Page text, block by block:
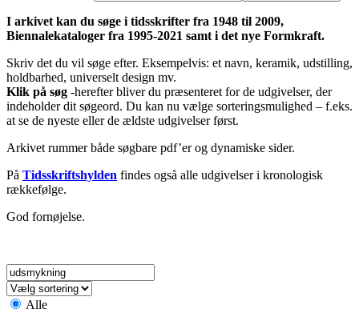
I arkivet kan du søge i tidsskrifter fra 1948 til 2009,
Biennalekataloger fra 1995-2021 samt i det nye Formkraft.
Skriv det du vil søge efter. Eksempelvis: et navn, keramik, udstilling,
holdbarhed, universelt design mv.
Klik på søg -herefter bliver du præsenteret for de udgivelser, der
indeholder dit søgeord. Du kan nu vælge sorteringsmulighed – f.eks.
at se de nyeste eller de ældste udgivelser først.
Arkivet rummer både søgbare pdf’er og dynamiske sider.
På Tidsskriftshylden findes også alle udgivelser i kronologisk
rækkefølge.
God fornøjelse.
Alle